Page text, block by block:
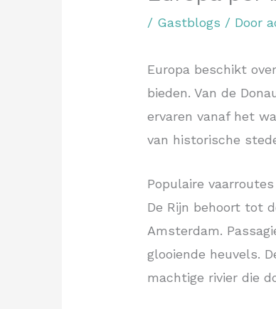
/ Gastblogs / Door
Europa beschikt
bieden. Van de
ervaren vanaf het
van historische
Populaire
De Rijn behoort tot
Amsterdam.
glooiende heuvels.
machtige rivier die